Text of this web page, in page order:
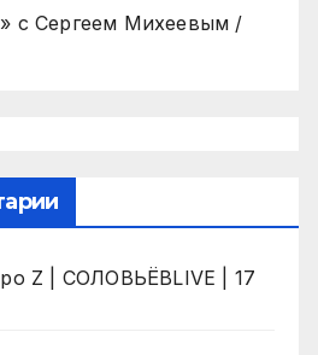
с Сергеем Михеевым /
Z | СОЛОВЬЁВLIVE | 17